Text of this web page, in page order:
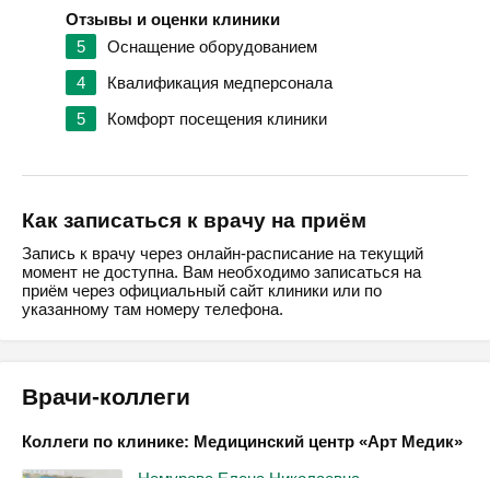
Отзывы и оценки клиники
5
Оснащение оборудованием
4
Квалификация медперсонала
5
Комфорт посещения клиники
Как записаться к врачу на приём
Запись к врачу через онлайн-расписание на текущий
момент не доступна. Вам необходимо записаться на
приём через официальный сайт клиники или по
указанному там номеру телефона.
Врачи-коллеги
Коллеги по клинике: Медицинский центр «Арт Медик»